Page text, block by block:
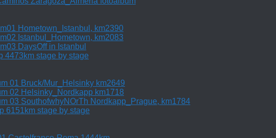
Hometown_Istanbul, km2390
Istanbul_Hometown, km2083
DaysOff in Istanbul
4473km stage by stage
01 Bruck/Mur_Helsinky km2649
02 Helsinky_Nordkapp km1718
03 SouthofwhyNOrTh Nordkapp_Prague, km1784
6151km stage by stage